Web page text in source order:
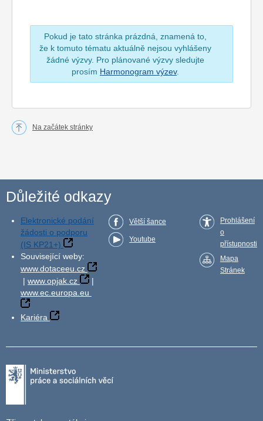
Pokud je tato stránka prázdná, znamená to,
že k tomuto tématu aktuálně nejsou vyhlášeny
žádné výzvy. Pro plánované výzvy sledujte
prosím Harmonogram výzev.
Na začátek stránky
Důležité odkazy
Elektronické podání
žádosti o podporu
(IS KP21+)
Související weby:
www.dotaceeu.cz
| www.opjak.cz
|
www.ec.europa.eu
Kariéra
Větší šance
Youtube
Prohlášení
o
přístupnosti
Mapa
Stránek